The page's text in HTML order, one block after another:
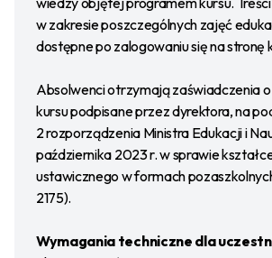
w zakresie poszczególnych zajęć
dostępne po zalogowaniu się na stronę
Absolwenci otrzymają zaświadczenia
kursu podpisane przez dyrektora, na
2 rozporządzenia Ministra Edukacji i
października 2023 r. w sprawie
ustawicznego w formach
2175).
Wymagania techniczne dla